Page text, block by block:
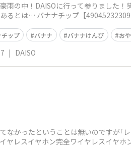
雨の中！DAISOに行って参りました
るとは… バナナチップ【
チップ バナナ バナナけんぴ お
| DAISO
なかったということは無いのですが｢
ヤレスイヤホン完全ワイヤレスイヤ